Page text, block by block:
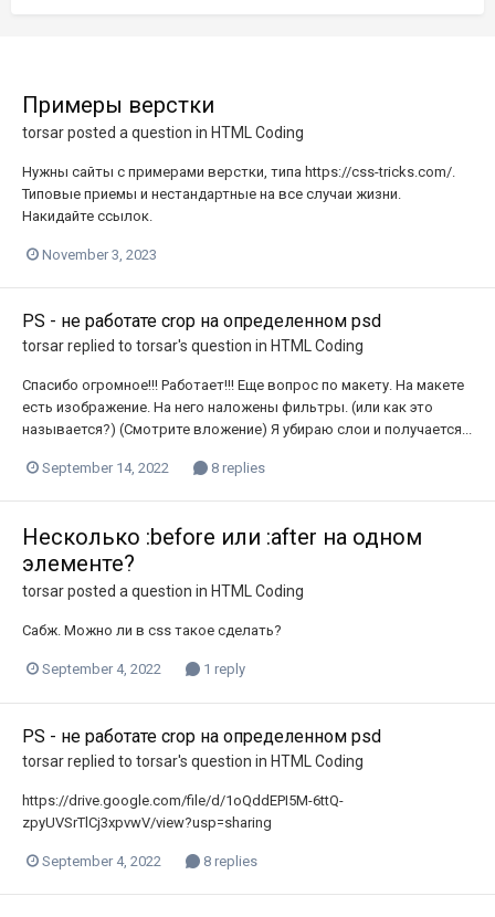
Примеры верстки
torsarposted a question in HTML Coding
Нужны сайты с примерами верстки, типа https://css-tricks.com/.
Типовые приемы и нестандартные на все случаи жизни.
Накидайте ссылок.
November 3, 2023
PS - не работате crop на определенном psd
torsarreplied to torsar's question in HTML Coding
Спасибо огромное!!! Работает!!! Еще вопрос по макету. На макете
есть изображение. На него наложены фильтры. (или как это
называется?) (Смотрите вложение) Я убираю слои и получается...
September 14, 2022 8 replies
Несколько :before или :after на одном
элементе?
torsarposted a question in HTML Coding
Сабж. Можно ли в css такое сделать?
September 4, 2022 1 reply
PS - не работате crop на определенном psd
torsarreplied to torsar's question in HTML Coding
https://drive.google.com/file/d/1oQddEPI5M-6ttQ-
zpyUVSrTlCj3xpvwV/view?usp=sharing
September 4, 2022 8 replies